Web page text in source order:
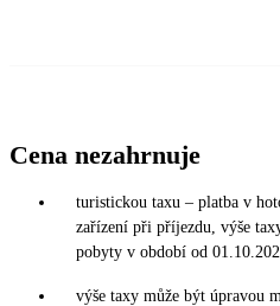
Cena nezahrnuje
turistickou taxu – platba v
zařízení při příjezdu, výše
pobyty v období od
výše taxy může být úpravou